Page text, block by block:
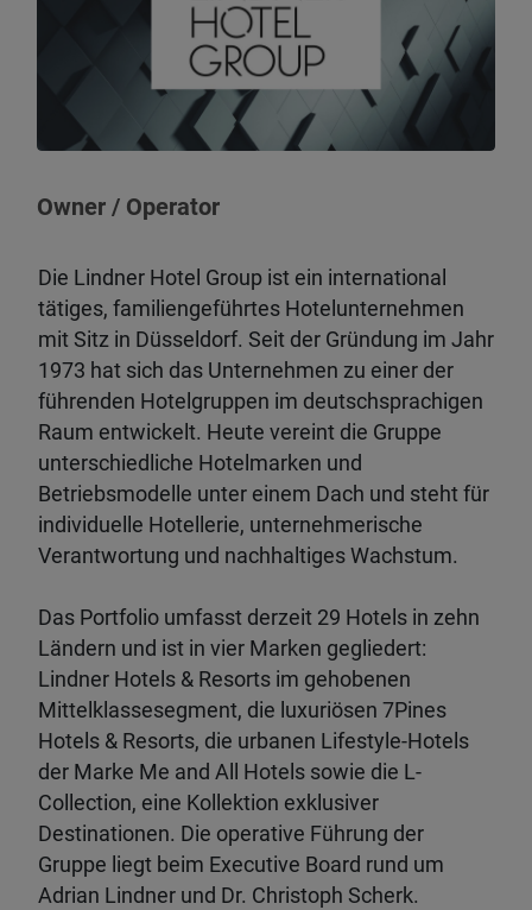
Owner / Operator
Die Lindner Hotel Group ist ein international
tätiges, familiengeführtes Hotelunternehmen
mit Sitz in Düsseldorf. Seit der Gründung im Jahr
1973 hat sich das Unternehmen zu einer der
führenden Hotelgruppen im deutschsprachigen
Raum entwickelt. Heute vereint die Gruppe
unterschiedliche Hotelmarken und
Betriebsmodelle unter einem Dach und steht für
individuelle Hotellerie, unternehmerische
Verantwortung und nachhaltiges Wachstum.
Das Portfolio umfasst derzeit 29 Hotels in zehn
Ländern und ist in vier Marken gegliedert:
Lindner Hotels & Resorts im gehobenen
Mittelklassesegment, die luxuriösen 7Pines
Hotels & Resorts, die urbanen Lifestyle-Hotels
der Marke Me and All Hotels sowie die L-
Collection, eine Kollektion exklusiver
Destinationen. Die operative Führung der
Gruppe liegt beim Executive Board rund um
Adrian Lindner und Dr. Christoph Scherk.